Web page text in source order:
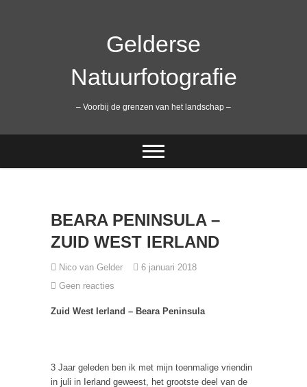
Gelderse
Natuurfotografie
– Voorbij de grenzen van het landschap –
BEARA PENINSULA –
ZUID WEST IERLAND
Nico van Gelder
6 januari 2018
Geen reacties
Zuid West Ierland – Beara Peninsula
3 Jaar geleden ben ik met mijn toenmalige vriendin
in juli in Ierland geweest, het grootste deel van de